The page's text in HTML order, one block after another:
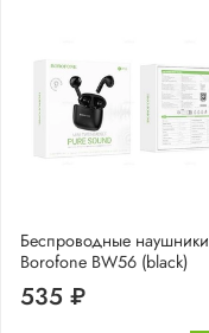
Беспроводные наушники
Borofone BW56 (black)
535 ₽